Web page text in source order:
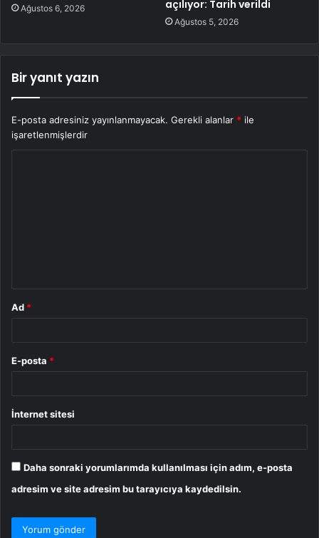
Ağustos 6, 2026 açılıyor: Tarih verildi
Ağustos 5, 2026
Bir yanıt yazın
E-posta adresiniz yayınlanmayacak. Gerekli alanlar * ile
işaretlenmişlerdir
Ad *
E-posta *
İnternet sitesi
Daha sonraki yorumlarımda kullanılması için adım, e-posta
adresim ve site adresim bu tarayıcıya kaydedilsin.